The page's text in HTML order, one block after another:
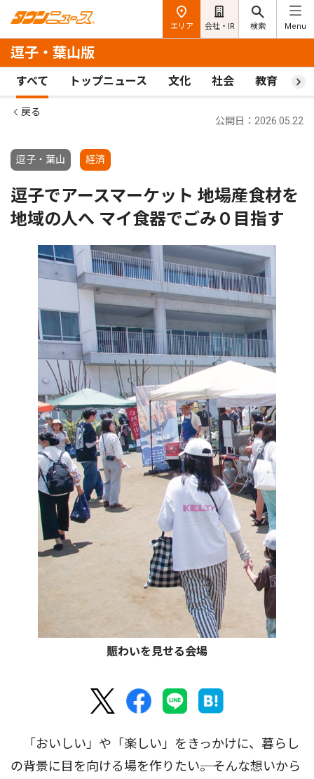
エリア 会社・IR 検索 Menu
逗子・葉山版
すべて トップニュース 文化 社会 教育 ス
戻る
逗子・葉山 経済
公開日：2026.05.22
逗子でアースマーケット 地場産食材を
地域の人へ マイ食器でごみ０目指す
賑わいを見せる会場
「おいしい」や「楽しい」をきっかけに、暮らし
の背景に目を向ける場を作りたい――。そんな想いから